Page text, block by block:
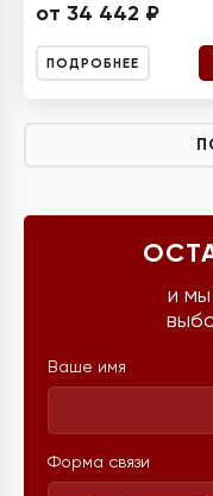
от 34 442 ₽
ПОДРОБНЕЕ
и
Ваше имя
Форма связи